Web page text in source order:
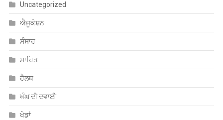
Uncategorized
ਐਜੂਕੇਸ਼ਨ
ਸੰਸਾਰ
ਸਾਹਿਤ
ਹੈਲਥ
ਖੰਘ ਦੀ ਦਵਾਈ
ਖੇਡਾਂ